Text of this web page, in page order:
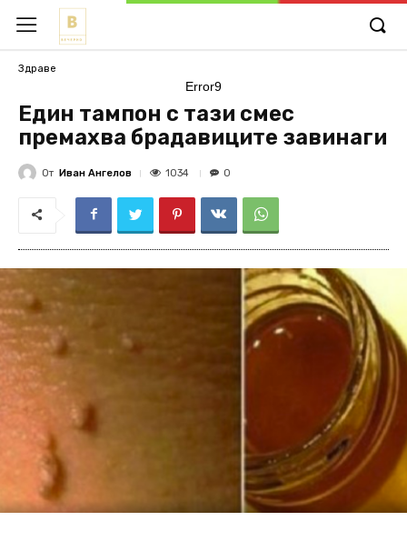
Здраве
Error9
Един тампон с тази смес
премахва брадавиците завинаги
От Иван Ангелов 1034 0